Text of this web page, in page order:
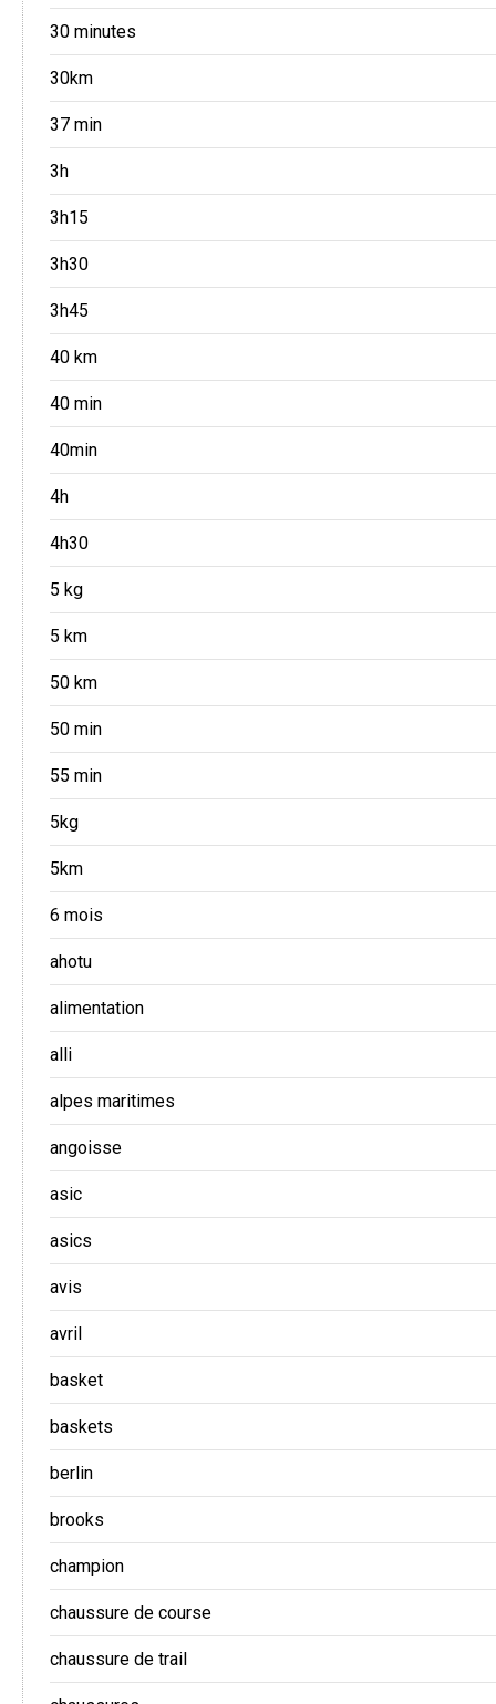
30 minutes
30km
37 min
3h
3h15
3h30
3h45
40 km
40 min
40min
4h
4h30
5 kg
5 km
50 km
50 min
55 min
5kg
5km
6 mois
ahotu
alimentation
alli
alpes maritimes
angoisse
asic
asics
avis
avril
basket
baskets
berlin
brooks
champion
chaussure de course
chaussure de trail